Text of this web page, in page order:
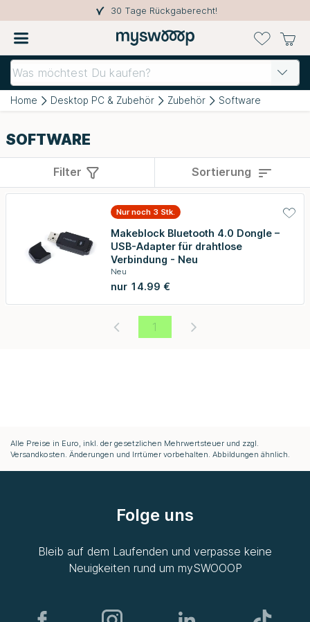
30 Tage Rückgaberecht!
Home Desktop PC & Zubehör Zubehör Software
SOFTWARE
Filter Sortierung
Nur noch 3 Stk.
Makeblock Bluetooth 4.0 Dongle –
USB-Adapter für drahtlose
Verbindung - Neu
Neu
nur 14.99 €
1
Alle Preise in Euro, inkl. der gesetzlichen Mehrwertsteuer und zzgl.
Versandkosten. Änderungen und Irrtümer vorbehalten. Abbildungen ähnlich.
Folge uns
Bleib auf dem Laufenden und verpasse keine
Neuigkeiten rund um mySWOOOP